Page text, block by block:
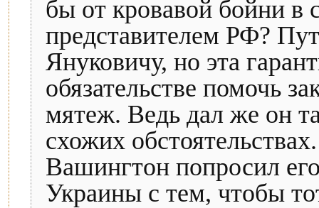
бы от кровавой бойни в
представителем РФ?
Януковичу, но эта
обязательстве помочь
мятеж. Ведь дал же он
схожих
Вашингтон попросил
Украины с тем, чтобы